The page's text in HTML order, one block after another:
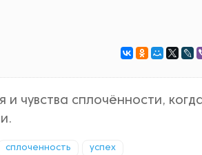
и чувства сплочённости,
сплоченность успех